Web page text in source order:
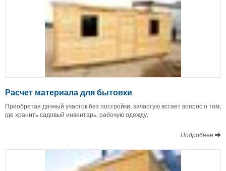
Расчет материала для бытовки
Приобретая дачный участок без постройки, зачастую встает вопрос о том,
где хранить садовый инвентарь, рабочую одежду,
Подробнее